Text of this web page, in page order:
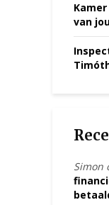
van
Simon